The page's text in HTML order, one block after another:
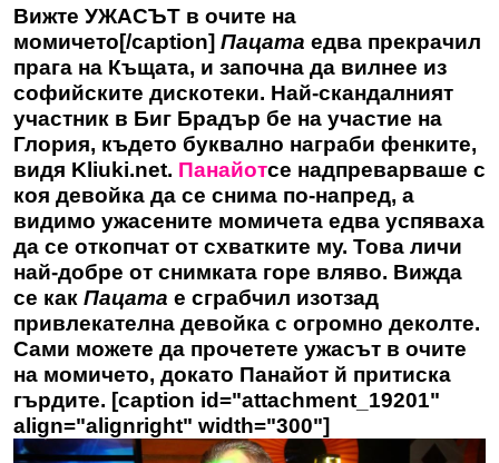
Вижте УЖАСЪТ в очите на
момичето[/caption] Пацата едва прекрачил
прага на Къщата, и започна да вилнее из
софийските дискотеки. Най-скандалният
участник в Биг Брадър бе на участие на
Глория, където буквално награби фенките,
видя Kliuki.net. Панайотсе надпреварваше с
коя девойка да се снима по-напред, а
видимо ужасените момичета едва успяваха
да се откопчат от схватките му. Това личи
най-добре от снимката горе вляво. Вижда
се как Пацата е сграбчил изотзад
привлекателна девойка с огромно деколте.
Сами можете да прочетете ужасът в очите
на момичето, докато Панайот й притиска
гърдите. [caption id="attachment_19201"
align="alignright" width="300"]